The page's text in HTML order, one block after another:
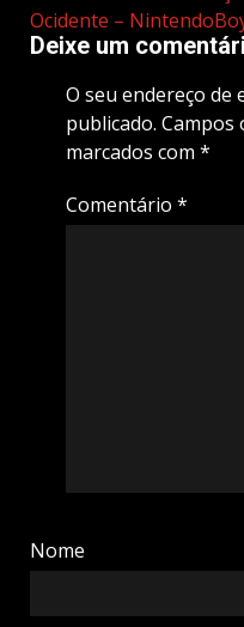
Ocidente –
Deixe um
O seu endereço de
publicado. Campos
marcados com *
Comentário *
Nome